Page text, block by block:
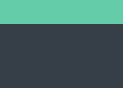
direct